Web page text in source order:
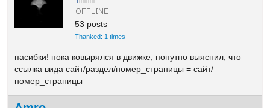
53 posts
Thanked: 1 times
пасибки! пока ковырялся в движке, попутно выяснил, что
ссылка вида сайт/раздел/номер_страницы = сайт/
номер_страницы